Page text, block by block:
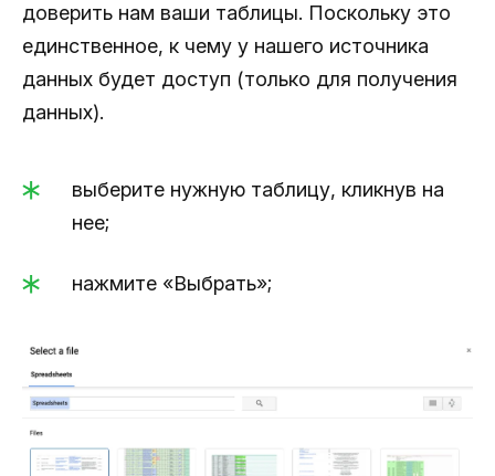
доверить нам ваши таблицы. Поскольку это
единственное, к чему у нашего источника
данных будет доступ (только для получения
данных).
выберите нужную таблицу, кликнув на
нее;
нажмите «Выбрать»;